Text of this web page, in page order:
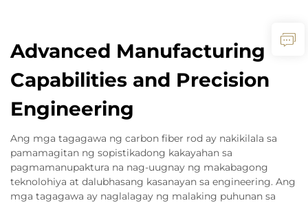
Advanced Manufacturing
Capabilities and Precision
Engineering
Ang mga tagagawa ng carbon fiber rod ay nakikilala sa
pamamagitan ng sopistikadong kakayahan sa
pagmamanupaktura na nag-uugnay ng makabagong
teknolohiya at dalubhasang kasanayan sa engineering. Ang
mga tagagawa ay naglalagay ng malaking puhunan sa